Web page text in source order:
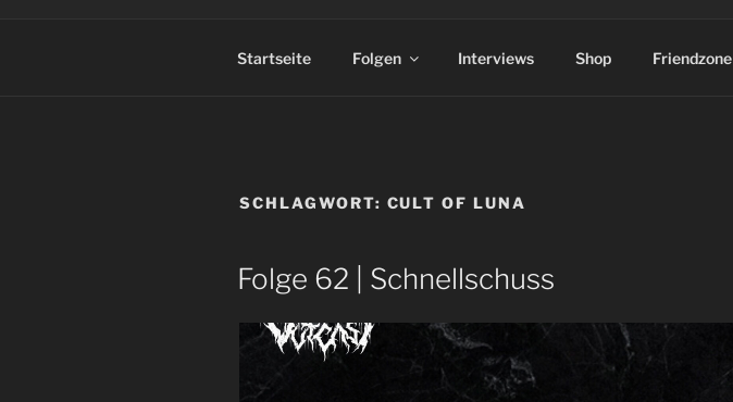
Startseite Folgen Interviews Shop Friendzone
SCHLAGWORT: CULT OF LUNA
Folge 62 | Schnellschuss